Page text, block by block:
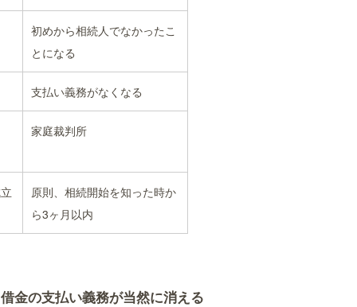
初めから相続人でなかったこ
とになる
支払い義務がなくなる
家庭裁判所
原則、相続開始を知った時か
ら3ヶ月以内
金の支払い義務が当然に消える